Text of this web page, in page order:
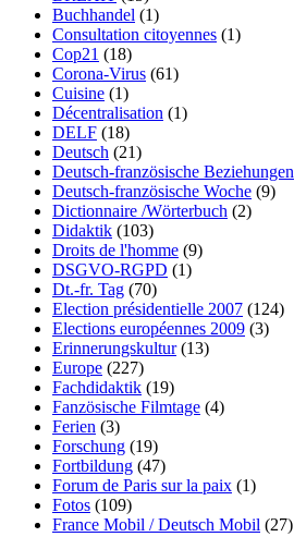
Buchhandel (1)
Consultation citoyennes (1)
Cop21 (18)
Corona-Virus (61)
Cuisine (1)
Décentralisation (1)
DELF (18)
Deutsch (21)
Deutsch-französische Beziehungen
Deutsch-französische Woche (9)
Dictionnaire /Wörterbuch (2)
Didaktik (103)
Droits de l'homme (9)
DSGVO-RGPD (1)
Dt.-fr. Tag (70)
Election présidentielle 2007 (124)
Elections européennes 2009 (3)
Erinnerungskultur(13)
Europe (227)
Fachdidaktik (19)
Fanzösische Filmtage (4)
Ferien (3)
Forschung (19)
Fortbildung (47)
Forum de Paris sur la paix (1)
Fotos (109)
France Mobil / Deutsch Mobil (27)